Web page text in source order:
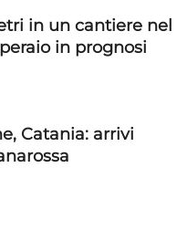
in un cantiere nel
in prognosi
Catania: arrivi